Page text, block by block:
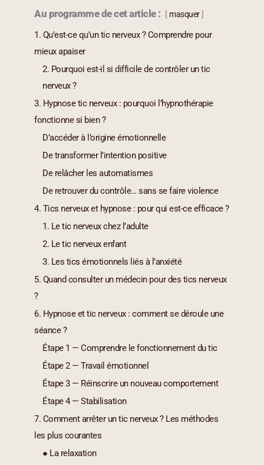
Au programme de cet article : masquer
1. Qu’est-ce qu’un tic nerveux ? Comprendre pour
mieux apaiser
2. Pourquoi est-il si difficile de contrôler un tic
nerveux ?
3. Hypnose tic nerveux : pourquoi l’hypnothérapie
fonctionne si bien ?
D’accéder à l’origine émotionnelle
De transformer l’intention positive
De relâcher les automatismes
De retrouver du contrôle… sans se faire violence
4. Tics nerveux et hypnose : pour qui est-ce efficace ?
1. Le tic nerveux chez l’adulte
2. Le tic nerveux enfant
3. Les tics émotionnels liés à l’anxiété
5. Quand consulter un médecin pour des tics nerveux
?
6. Hypnose et tic nerveux : comment se déroule une
séance ?
Étape 1 — Comprendre le fonctionnement du tic
Étape 2 — Travail émotionnel
Étape 3 — Réinscrire un nouveau comportement
Étape 4 — Stabilisation
7. Comment arrêter un tic nerveux ? Les méthodes
les plus courantes
● La relaxation